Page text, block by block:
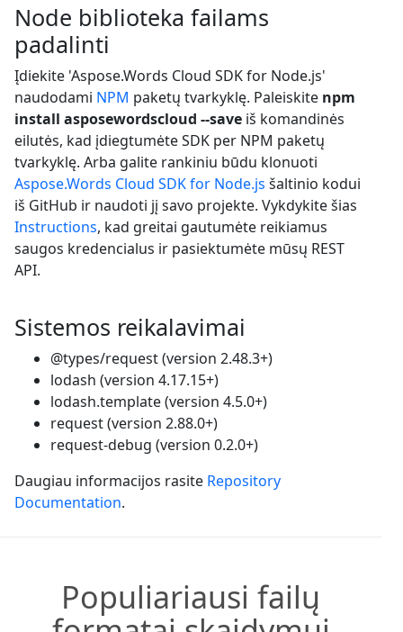
Node biblioteka failams
padalinti
Įdiekite 'Aspose.Words Cloud SDK for Node.js'
naudodami NPM paketų tvarkyklę. Paleiskite npm
install asposewordscloud --save iš komandinės
eilutės, kad įdiegtumėte SDK per NPM paketų
tvarkyklę. Arba galite rankiniu būdu klonuoti
Aspose.Words Cloud SDK for Node.js šaltinio kodui
iš GitHub ir naudoti jį savo projekte. Vykdykite šias
Instructions, kad greitai gautumėte reikiamus
saugos kredencialus ir pasiektumėte mūsų REST
API.
Sistemos reikalavimai
@types/request (version 2.48.3+)
lodash (version 4.17.15+)
lodash.template (version 4.5.0+)
request (version 2.88.0+)
request-debug (version 0.2.0+)
Daugiau informacijos rasite Repository
Documentation.
Populiariausi failų